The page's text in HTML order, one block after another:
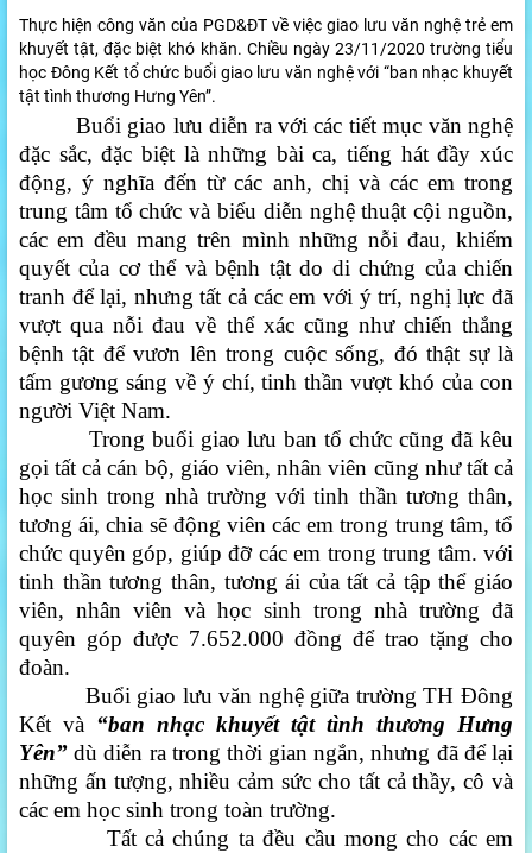
Thực hiện công văn của PGD&ĐT về việc giao lưu văn nghệ trẻ em
khuyết tật, đặc biệt khó khăn. Chiều ngày 23/11/2020 trường tiểu
học Đông Kết tổ chức buổi giao lưu văn nghệ với “ban nhạc khuyết
tật tình thương Hưng Yên”.
Buổi giao lưu diễn ra với các tiết mục văn nghệ
đặc sắc, đặc biệt là những bài ca, tiếng hát đầy xúc
động, ý nghĩa đến từ các anh, chị và các em trong
trung tâm tổ chức và biểu diễn nghệ thuật cội nguồn,
các em đều mang trên mình những nỗi đau, khiếm
quyết của cơ thể và bệnh tật do di chứng của chiến
tranh để lại, nhưng tất cả các em với ý trí, nghị lực đã
vượt qua nỗi đau về thể xác cũng như chiến thắng
bệnh tật để vươn lên trong cuộc sống, đó thật sự là
tấm gương sáng về ý chí, tinh thần vượt khó của con
người Việt Nam.
Trong buổi giao lưu ban tổ chức cũng đã kêu
gọi tất cả cán bộ, giáo viên, nhân viên cũng như tất cả
học sinh trong nhà trường với tinh thần tương thân,
tương ái, chia sẽ động viên các em trong trung tâm, tổ
chức quyên góp, giúp đỡ các em trong trung tâm. với
tinh thần tương thân, tương ái của tất cả tập thể giáo
viên, nhân viên và học sinh trong nhà trường đã
quyên góp được 7.652.000 đồng để trao tặng cho
đoàn.
Buổi giao lưu văn nghệ giữa trường TH Đông
Kết và “ban nhạc khuyết tật tình thương Hưng
Yên” dù diễn ra trong thời gian ngắn, nhưng đã để lại
những ấn tượng, nhiều cảm sức cho tất cả thầy, cô và
các em học sinh trong toàn trường.
Tất cả chúng ta đều cầu mong cho các em